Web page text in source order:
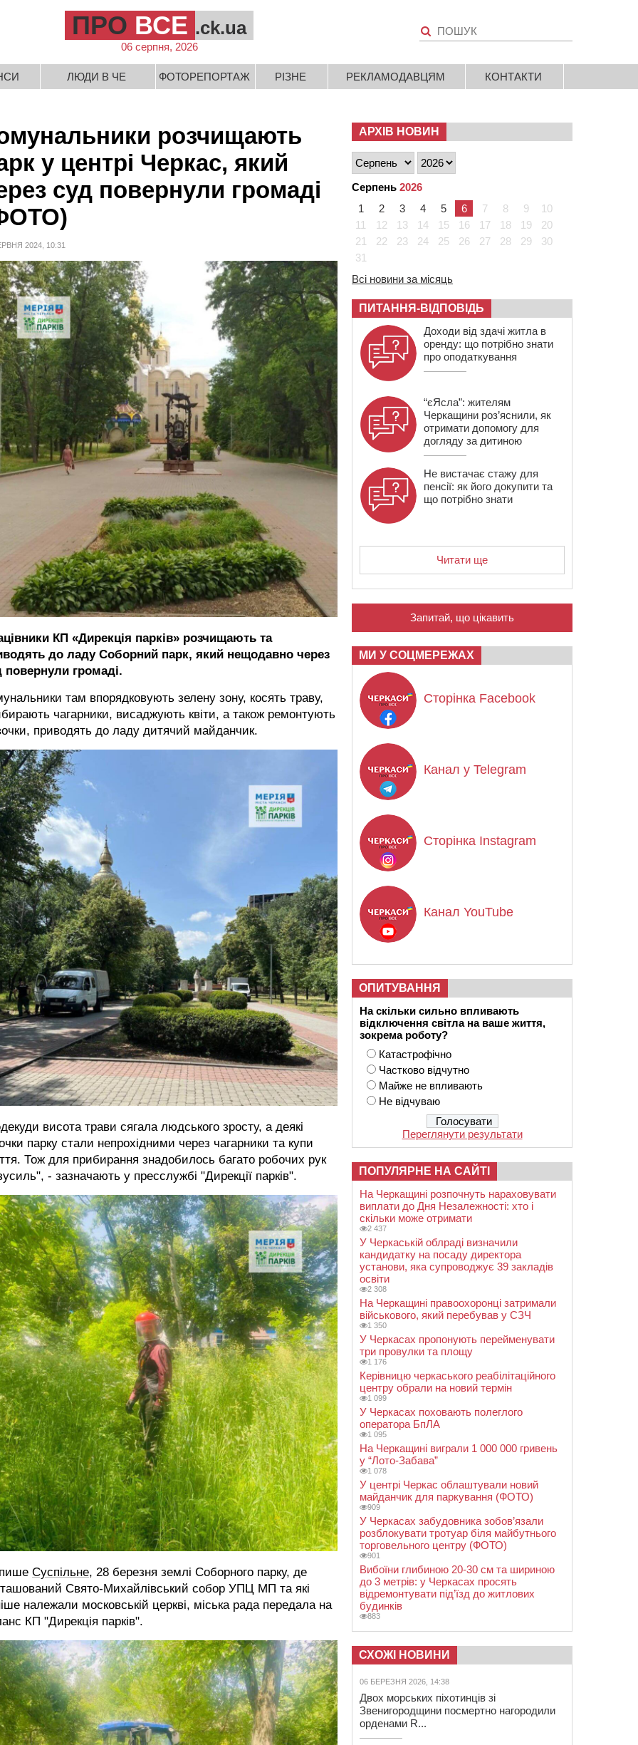
ПРО ВСЕ .ck.ua
06 серпня, 2026
ЛЮДИ В ЧЕ ФОТОРЕПОРТАЖ РІЗНЕ РЕКЛАМОДАВЦЯМ КОНТАКТИ
розчищають
у центрі Черкас, який
суд повернули громаді
2024, 10:31
КП «Дирекція парків» розчищають та
до ладу Соборний парк, який нещодавно через
повернули громаді.
там впорядковують зелену зону, косять траву,
чагарники, висаджують квіти, а також ремонтують
приводять до ладу дитячий майданчик.
висота трави сягала людського зросту, а деякі
парку стали непрохідними через чагарники та купи
Тож для прибирання знадобилось багато робочих рук
- зазначають у пресслужбі "Дирекції парків".
Суспільне, 28 березня землі Соборного парку, де
Свято-Михайлівський собор УПЦ МП та які
належали московській церкві, міська рада передала на
КП "Дирекція парків".
АРХІВ НОВИН
Серпень 2026
1
2 3 4 5 6 7 8 9
10
11
12 13 14 15 16 17 18 19
20
21
22 23 24 25 26 27 28 29
30
31
Всі новини за місяць
ПИТАННЯ-ВІДПОВІДЬ
Доходи від здачі житла в
оренду: що потрібно знати
про оподаткування
“єЯсла”: жителям
Черкащини роз’яснили, як
отримати допомогу для
догляду за дитиною
Не вистачає стажу для
пенсії: як його докупити та
що потрібно знати
Читати ще
Запитай, що цікавить
МИ У СОЦМЕРЕЖАХ
Сторінка Facebook
Канал у Telegram
Сторінка Instagram
Канал YouTube
ОПИТУВАННЯ
На скільки сильно впливають
відключення світла на ваше життя,
зокрема роботу?
Катастрофічно
Частково відчутно
Майже не впливають
Не відчуваю
Переглянути результати
ПОПУЛЯРНЕ НА САЙТІ
На Черкащині розпочнуть нараховувати
виплати до Дня Незалежності: хто і
скільки може отримати
2 437
У Черкаській облраді визначили
кандидатку на посаду директора
установи, яка супроводжує 39 закладів
освіти
2 308
На Черкащині правоохоронці затримали
військового, який перебував у СЗЧ
1 350
У Черкасах пропонують перейменувати
три провулки та площу
1 176
Керівницю черкаського реабілітаційного
центру обрали на новий термін
1 099
У Черкасах поховають полеглого
оператора БпЛА
1 095
На Черкащині виграли 1 000 000 гривень
у “Лото-Забава”
1 078
У центрі Черкас облаштували новий
майданчик для паркування (ФОТО)
909
У Черкасах забудовника зобов’язали
розблокувати тротуар біля майбутнього
торговельного центру (ФОТО)
901
Вибоїни глибиною 20-30 см та шириною
до 3 метрів: у Черкасах просять
відремонтувати під’їзд до житлових
будинків
883
СХОЖІ НОВИНИ
06 БЕРЕЗНЯ 2026, 14:38
Двох морських піхотинців зі
Звенигородщини посмертно нагородили
орденами R...